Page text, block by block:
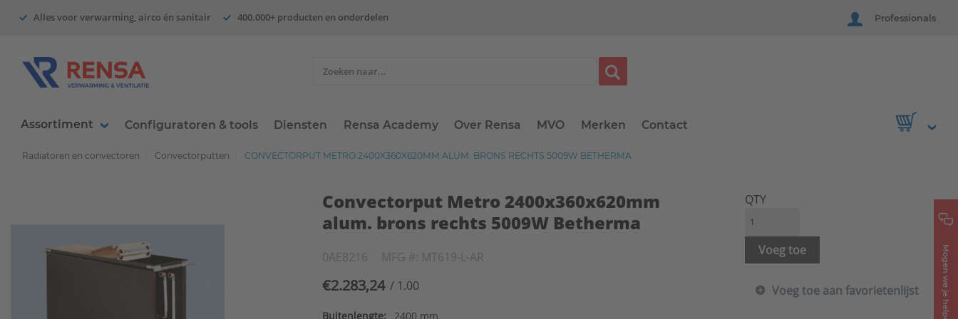
Alles voor verwarming, airco én sanitair 400.000+ producten en onderdelen Professionals
Assortiment Configuratoren & tools Diensten Rensa Academy Over Rensa MVO Merken Contact
Mogen we je helpen?
Radiatoren en convectoren Convectorputten CONVECTORPUT METRO 2400X360X620MM ALUM. BRONS RECHTS 5009W BETHERMA
Convectorput Metro 2400x360x620mm
alum. brons rechts 5009W Betherma
0AE8216 MFG #: MT619-L-AR
€2.283,24 / 1.00
Buitenlengte:
2400 mm
QTY
Voeg toe
Voeg toe aan favorietenlijst